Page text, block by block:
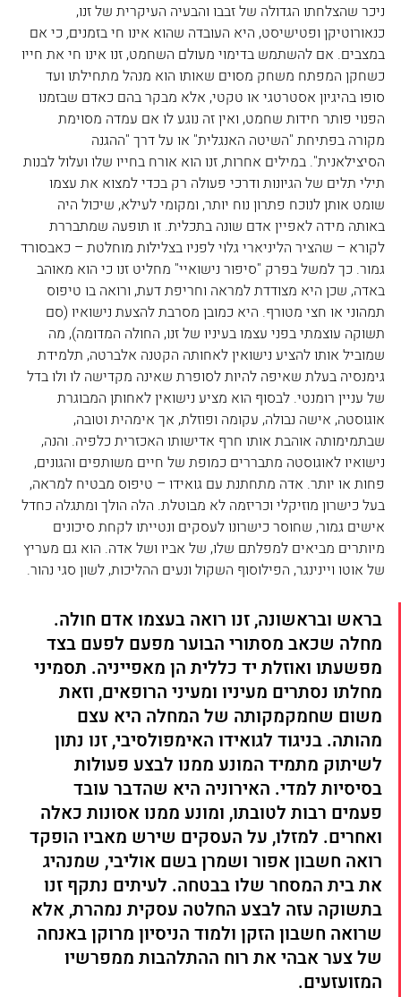
ניכר שהצלחתו הגדולה של זבבו והבעיה העיקרית של זנו,
כנאורוטיקן ופטישיסט, היא העובדה שהוא אינו חי בזמנים, כי אם
במצבים. אם להשתמש בדימוי מעולם השחמט, זנו אינו חי את חייו
כשחקן המפתח משחק מסוים שאותו הוא מנהל מתחילתו ועד
סופו בהיגיון אסטרטגי או טקטי, אלא מבקר בהם כאדם שבזמנו
הפנוי פותר חידות שחמט, ואין זה נוגע לו אם עמדה מסוימת
מקורה בפתיחת "השיטה האנגלית" או על דרך "ההגנה
הסיצילאנית". במילים אחרות, זנו הוא אורח בחייו שלו ועלול לבנות
תילי תלים של הגיונות ודרכי פעולה רק בכדי למצוא את עצמו
שומט אותן לנוכח פתרון נוח יותר, ומקומי לעילא, שיכול היה
באותה מידה לאפיין אדם שונה בתכלית. זו תופעה שמתבררת
לקורא – שהציר הליניארי גלוי לפניו בצלילות מוחלטת – כאבסורד
גמור. כך למשל בפרק "סיפור נישואיי" מחליט זנו כי הוא מאוהב
באדה, שכן היא מצודדת למראה וחריפת דעת, ורואה בו טיפוס
תמהוני או חצי מטורף. היא כמובן מסרבת להצעת נישואיו (סם
תשוקה עוצמתי בפני עצמו בעיניו של זנו, החולה המדומה), מה
שמוביל אותו להציע נישואין לאחותה הקטנה אלברטה, תלמידת
גימנסיה בעלת שאיפה להיות לסופרת שאינה מקדישה לו ולו בדל
של עניין רומנטי. לבסוף הוא מציע נישואין לאחותן המבוגרת
אוגוסטה, אישה נבולה, עקומה ופוזלת, אך אימהית וטובה,
שבתמימותה אוהבת אותו חרף אדישותו האכזרית כלפיה. והנה,
נישואיו לאוגוסטה מתבררים כמופת של חיים משותפים והגונים,
פחות או יותר. אדה מתחתנת עם גואידו – טיפוס מבטיח למראה,
בעל כישרון מוזיקלי וכריזמה לא מבוטלת. הלה הולך ומתגלה כחדל
אישים גמור, שחוסר כישרונו לעסקים ונטייתו לקחת סיכונים
מיותרים מביאים למפלתם שלו, של אביו ושל אדה. הוא גם מעריץ
של אוטו ויינינגר, הפילוסוף השקול ונעים ההליכות, לשון סגי נהור.
בראש ובראשונה, זנו רואה בעצמו אדם חולה.
מחלה שכאב מסתורי הבוער מפעם לפעם בצד
מפשעתו ואוזלת יד כללית הן מאפייניה. תסמיני
מחלתו נסתרים מעיניו ומעיני הרופאים, וזאת
משום שחמקמקותה של המחלה היא עצם
מהותה. בניגוד לגואידו האימפולסיבי, זנו נתון
לשיתוק מתמיד המונע ממנו לבצע פעולות
בסיסיות למדי. האירוניה היא שהדבר עובד
פעמים רבות לטובתו, ומונע ממנו אסונות כאלה
ואחרים. למזלו, על העסקים שירש מאביו הופקד
רואה חשבון אפור ושמרן בשם אוליבי, שמנהיג
את בית המסחר שלו בבטחה. לעיתים נתקף זנו
בתשוקה עזה לבצע החלטה עסקית נמהרת, אלא
שרואה חשבון הזקן ולמוד הניסיון מרוקן באנחה
של צער אבהי את רוח ההתלהבות ממפרשיו
המזועזעים.